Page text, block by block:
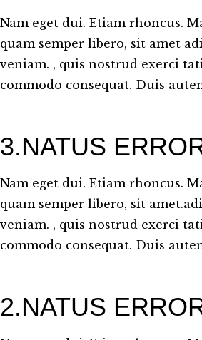
Nam eget dui. Etiam rhoncus.
quam semper libero, sit amet
veniam. , quis nostrud exerci
commodo consequat. Duis
3.NATUS
Nam eget dui. Etiam rhoncus.
quam semper libero, sit
veniam. , quis nostrud exerci
commodo consequat. Duis
2.NATUS